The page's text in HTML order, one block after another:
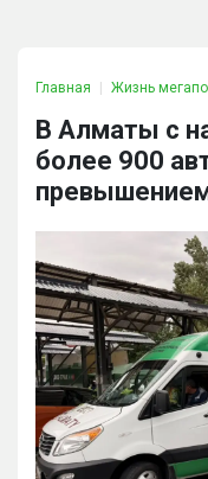
Главная Жизнь
В Алматы с
более 900